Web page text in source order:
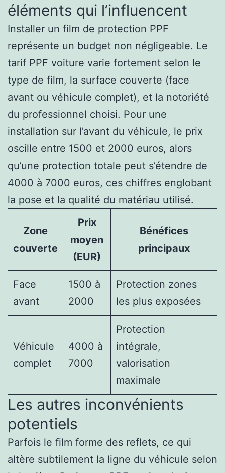
éléments qui l’influencent
Installer un film de protection PPF
représente un budget non négligeable. Le
tarif PPF voiture varie fortement selon le
type de film, la surface couverte (face
avant ou véhicule complet), et la notoriété
du professionnel choisi. Pour une
installation sur l’avant du véhicule, le prix
oscille entre 1500 et 2000 euros, alors
qu’une protection totale peut s’étendre de
4000 à 7000 euros, ces chiffres englobant
la pose et la qualité du matériau utilisé.
Zone
couverte
Prix
moyen
(EUR)
Bénéfices
principaux
Face
avant
1500 à
2000
Protection zones
les plus exposées
Véhicule
complet
4000 à
7000
Protection
intégrale,
valorisation
maximale
Les autres inconvénients
potentiels
Parfois le film forme des reflets, ce qui
altère subtilement la ligne du véhicule selon